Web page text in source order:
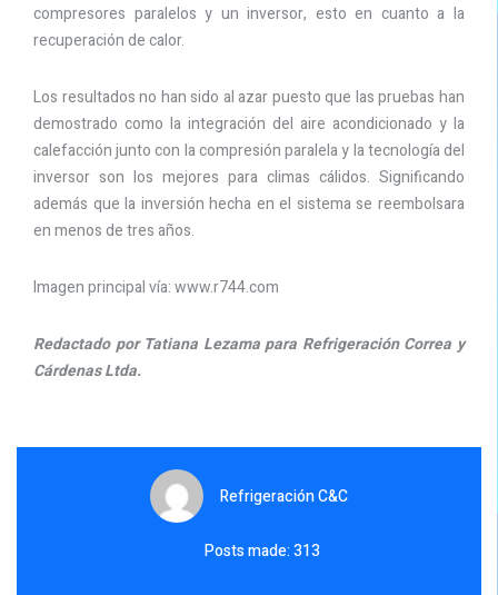
compresores paralelos y un inversor, esto en cuanto a la
recuperación de calor.
Los resultados no han sido al azar puesto que las pruebas han
demostrado como la integración del aire acondicionado y la
calefacción junto con la compresión paralela y la tecnología del
inversor son los mejores para climas cálidos. Significando
además que la inversión hecha en el sistema se reembolsara
en menos de tres años.
Imagen principal vía: www.r744.com
Redactado por Tatiana Lezama para Refrigeración Correa y
Cárdenas Ltda.
Refrigeración C&C
Posts made: 313